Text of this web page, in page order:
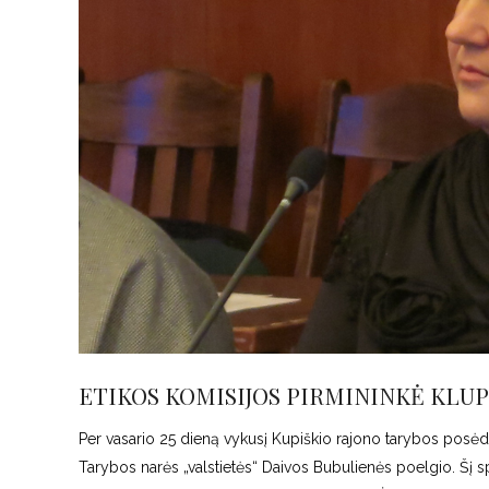
ETIKOS KOMISIJOS PIRMININKĖ
Per vasario 25 dieną vykusį Kupiškio rajono tarybos
Tarybos narės „valstietės“ Daivos Bubulienės poelgio.